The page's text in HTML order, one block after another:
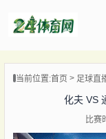
播当前位置:首页 足球直
化夫 VS
比赛